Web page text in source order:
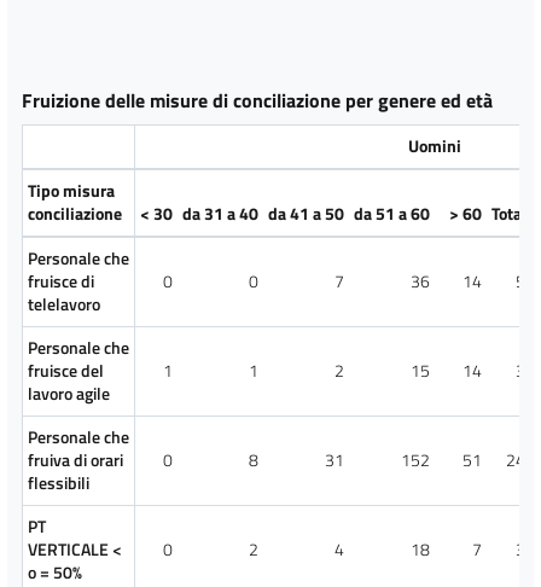
Fruizione delle misure di conciliazione per genere ed età
Uomini
Tipo misura
conciliazione
< 30 da 31 a 40 da 41 a 50 da 51 a 60 > 60 Totale
Personale che
fruisce di
telelavoro
0 0 7 36 14 57
Personale che
fruisce del
lavoro agile
1 1 2 15 14 33
Personale che
fruiva di orari
flessibili
0 8 31 152 51 242
PT
VERTICALE <
o = 50%
0 2 4 18 7 31